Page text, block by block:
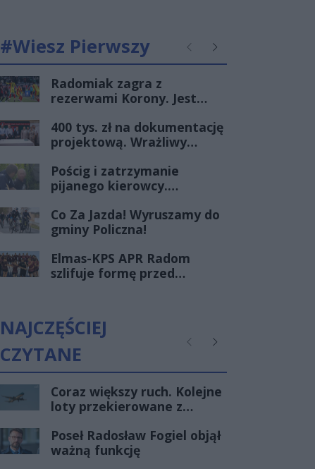
#Wiesz Pierwszy PoprzednieNastępne
Radomiak zagra z
rezerwami Korony. Jest
Polski
400 tys. zł na dokumentację
projektową. Wrażliwy
drogach zmieni oblicze
Pościg i zatrzymanie
pijanego kierowcy.
służbie znów pokazali klasę
Co Za Jazda! Wyruszamy do
gminy Policzna!
Elmas-KPS APR Radom
szlifuje formę przed
NAJCZĘŚCIEJ
CZYTANE
PoprzednieNastępne
Coraz większy ruch. Kolejne
loty przekierowane z
Poseł Radosław Fogiel objął
ważną funkcję